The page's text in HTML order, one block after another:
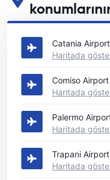
Sicilya içindeki başlıca
Catania Airport
Haritada
Comiso Airport
Haritada
Palermo
Haritada
Trapani Airport
Haritada